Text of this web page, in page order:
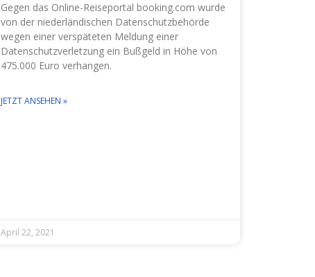
Gegen das Online-Reiseportal booking.com wurde
von der niederländischen Datenschutzbehörde
wegen einer verspäteten Meldung einer
Datenschutzverletzung ein Bußgeld in Höhe von
475.000 Euro verhangen.
JETZT ANSEHEN »
April 22, 2021